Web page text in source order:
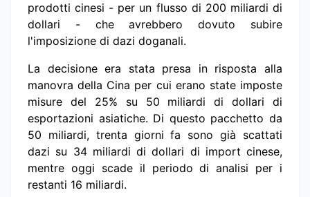
prodotti cinesi - per un flusso di 200 miliardi di
dollari - che avrebbero dovuto subire
l'imposizione di dazi doganali.
La decisione era stata presa in risposta alla
manovra della Cina per cui erano state imposte
misure del 25% su 50 miliardi di dollari di
esportazioni asiatiche. Di questo pacchetto da
50 miliardi, trenta giorni fa sono già scattati
dazi su 34 miliardi di dollari di import cinese,
mentre oggi scade il periodo di analisi per i
restanti 16 miliardi.